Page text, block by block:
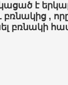
է
բռնակից ,
բռնակի